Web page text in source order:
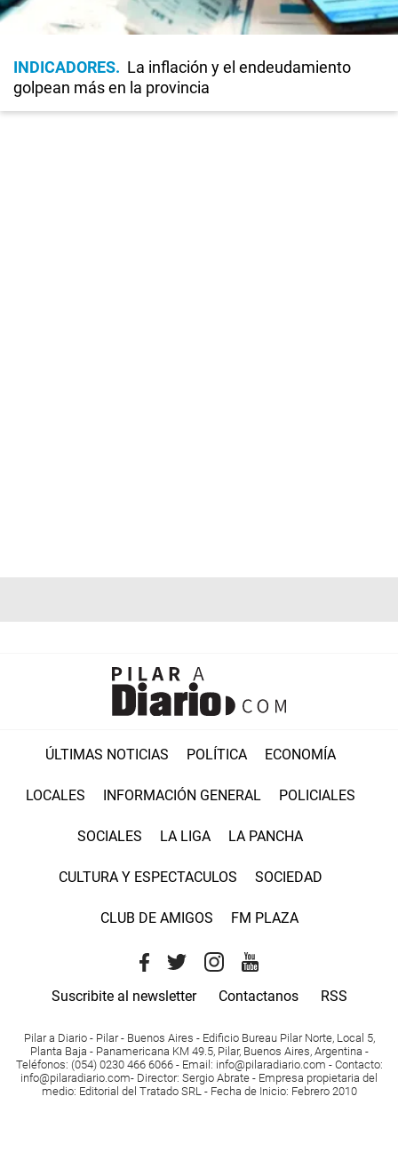
INDICADORES
La inflación y el endeudamiento
golpean más en la provincia
ÚLTIMAS NOTICIAS POLÍTICA ECONOMÍA
LOCALES INFORMACIÓN GENERAL POLICIALES
SOCIALES LA LIGA LA PANCHA
CULTURA Y ESPECTACULOS SOCIEDAD
CLUB DE AMIGOS FM PLAZA
Suscribite al newsletter Contactanos RSS
Pilar a Diario - Pilar - Buenos Aires - Edificio Bureau Pilar Norte, Local 5,
Planta Baja - Panamericana KM 49.5, Pilar, Buenos Aires, Argentina -
Teléfonos: (054) 0230 466 6066 - Email : info@pilaradiario.com - Contacto:
info@pilaradiario.com- Director: Sergio Abrate - Empresa propietaria del
medio: Editorial del Tratado SRL - Fecha de Inicio: Febrero 2010